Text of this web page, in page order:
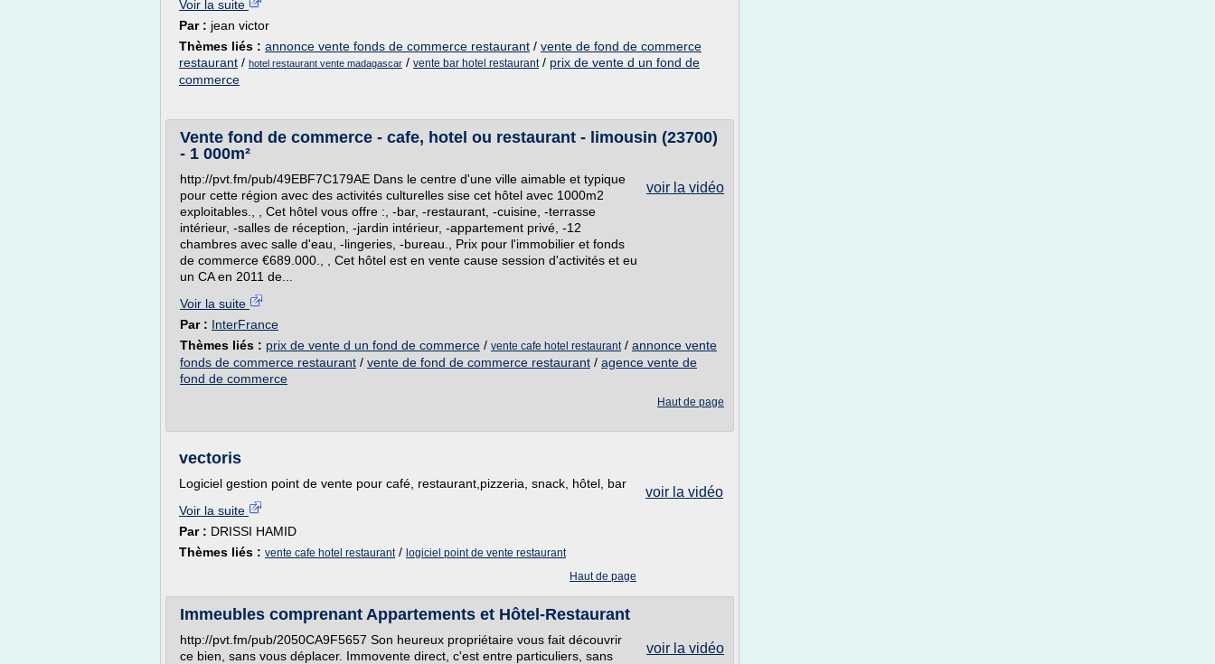
Voir la suite
Par : jean victor
Thèmes liés : annonce vente fonds de commerce restaurant / vente de fond de commerce
restaurant / hotel restaurant vente madagascar / vente bar hotel restaurant/ prix de vente d un fond de
commerce
Vente fond de commerce - cafe, hotel ou restaurant - limousin (23700)
- 1 000m²
voir la vidéo
http://pvt.fm/pub/49EBF7C179AE Dans le centre d'une ville aimable et typique
pour cette région avec des activités culturelles sise cet hôtel avec 1000m2
exploitables., , Cet hôtel vous offre :, -bar, -restaurant, -cuisine, -terrasse
intérieur, -salles de réception, -jardin intérieur, -appartement privé, -12
chambres avec salle d'eau, -lingeries, -bureau., Prix pour l'immobilier et fonds
de commerce €689.000., , Cet hôtel est en vente cause session d'activités et eu
un CA en 2011 de...
Voir la suite
Par : InterFrance
Thèmes liés : prix de vente d un fond de commerce / vente cafe hotel restaurant/ annonce vente
fonds de commerce restaurant / vente de fond de commerce restaurant / agence vente de
fond de commerce
Haut de page
vectoris
voir la vidéo
Logiciel gestion point de vente pour café, restaurant,pizzeria, snack, hôtel, bar
Voir la suite
Par : DRISSI HAMID
Thèmes liés : vente cafe hotel restaurant/ logiciel point de vente restaurant
Haut de page
Immeubles comprenant Appartements et Hôtel-Restaurant
voir la vidéo
http://pvt.fm/pub/2050CA9F5657 Son heureux propriétaire vous fait découvrir
ce bien, sans vous déplacer. Immovente direct, c'est entre particuliers, sans